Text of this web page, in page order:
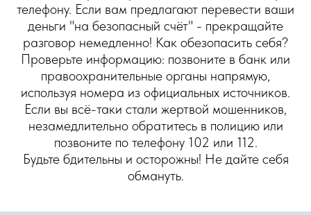
телефону. Если вам предлагают перевести ваши
деньги "на безопасный счёт" - прекращайте
разговор немедленно! Как обезопасить себя?
Проверьте информацию: позвоните в банк или
правоохранительные органы напрямую,
используя номера из официальных источников.
Если вы всё-таки стали жертвой мошенников,
незамедлительно обратитесь в полицию или
позвоните по телефону 102 или 112.
Будьте бдительны и осторожны! Не дайте себя
обмануть.